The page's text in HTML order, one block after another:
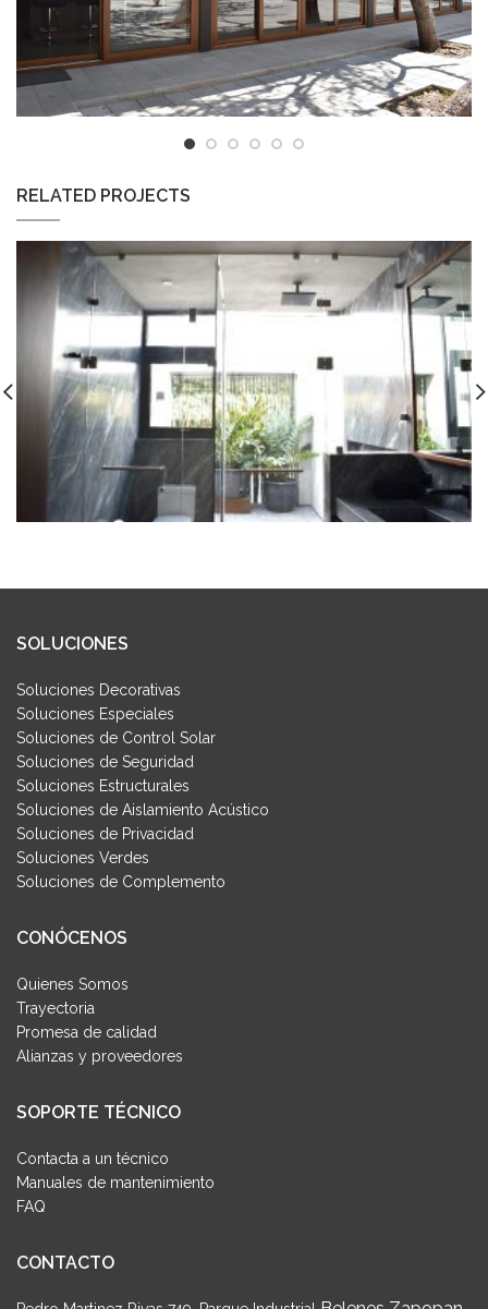
RELATED PROJECTS
SOLUCIONES
Soluciones Decorativas
Soluciones Especiales
Soluciones de Control Solar
Soluciones de Seguridad
Soluciones Estructurales
Soluciones de Aislamiento Acústico
Soluciones de Privacidad
Soluciones Verdes
Soluciones de Complemento
CONÓCENOS
Quienes Somos
Trayectoria
Promesa de calidad
Alianzas y proveedores
SOPORTE TÉCNICO
Contacta a un técnico
Manuales de mantenimiento
FAQ
CONTACTO